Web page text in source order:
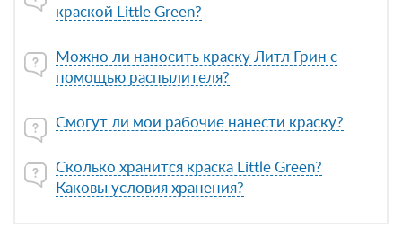
краской Little Green?
Можно ли наносить краску Литл Грин с
помощью распылителя?
Смогут ли мои рабочие нанести краску?
Сколько хранится краска Little Green?
Каковы условия хранения?